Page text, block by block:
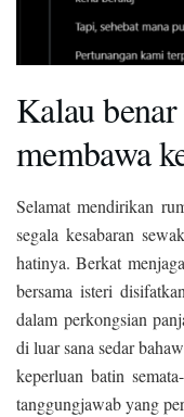
Kalau
membawa
Selamat mendirikan
segala kesabaran
hatinya. Berkat
bersama isteri
dalam perkongsian
di luar sana sedar
keperluan batin
tanggungjawab yang